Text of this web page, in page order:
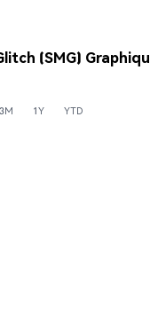
(SMG)
3M 1Y YTD